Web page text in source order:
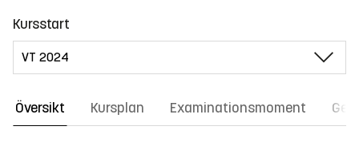
Kursstart
Översikt Kursplan Examinationsmoment